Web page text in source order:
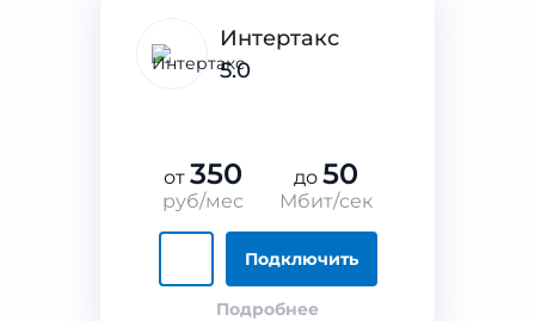
Интертакс
5.0
от 350
руб/мес
до 50
Мбит/сек
Подключить
Подробнее